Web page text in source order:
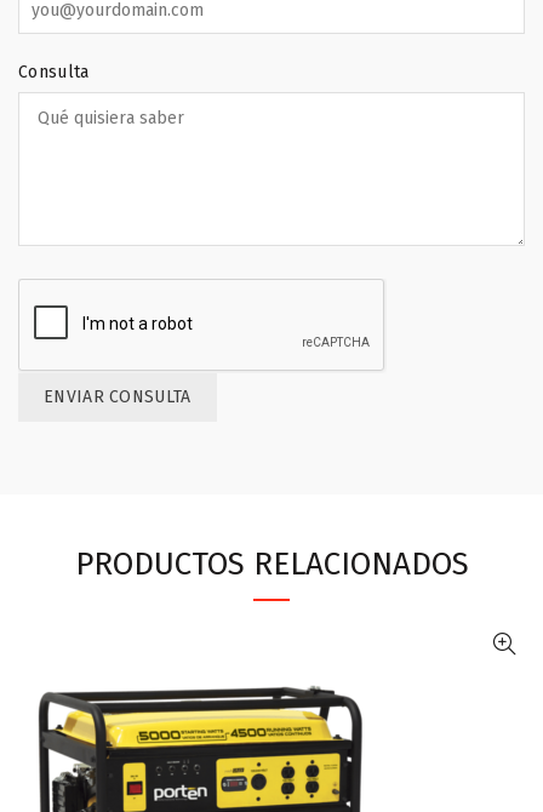
Consulta
PRODUCTOS RELACIONADOS